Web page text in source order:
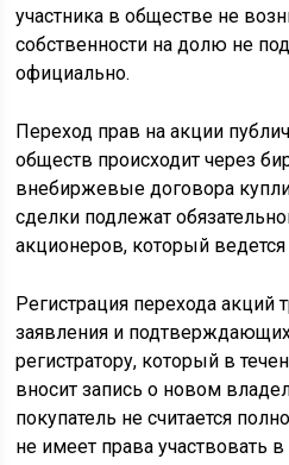
участника в обществе не
собственности на долю не
официально.
Переход прав на акции
обществ происходит через
внебиржевые договора
сделки подлежат
акционеров, который ведется
Регистрация перехода акций
заявления и
регистратору, который в
вносит запись о новом
покупатель не считается
не имеет права участвовать